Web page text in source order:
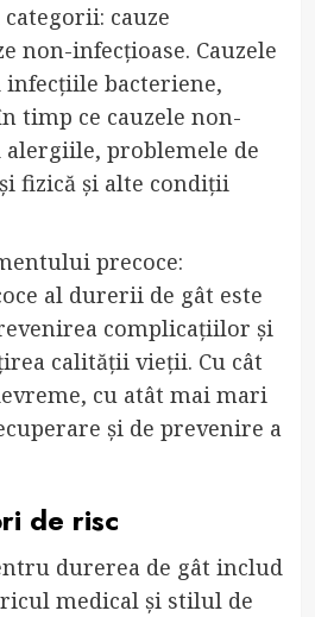
cauze
non-infecțioase. Cauzele
bacteriene,
timp ce cauzele non-
problemele de
fizică și alte condiții
precoce:
al durerii de gât este
complicațiilor și
calității vieții. Cu cât
cu atât mai mari
și de prevenire a
de risc
durerea de gât includ
medical și stilul de